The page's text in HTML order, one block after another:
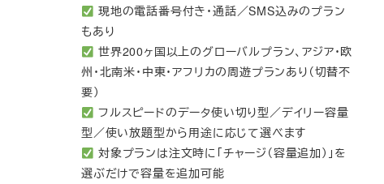
現地の電話番号付き・通話／SMS込みのプラン
もあり
世界200ヶ国以上のグローバルプラン、アジア・欧
州・北南米・中東・アフリカの周遊プランあり（切替不
要）
フルスピードのデータ使い切り型／デイリー容量
型／使い放題型から用途に応じて選べます
対象プランは注文時に「チャージ（容量追加）」を
選ぶだけで容量を追加可能